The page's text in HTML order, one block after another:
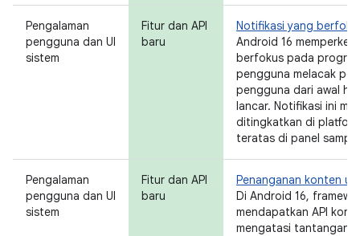
Pengalaman
pengguna dan UI
sistem
Fitur dan API
baru
Notifikasi yang
Android 16
berfokus pada
pengguna melacak
pengguna dari awal
lancar. Notifikasi ini
ditingkatkan di
teratas di panel
Pengalaman
pengguna dan UI
sistem
Fitur dan API
baru
Penanganan konten
Di Android 16,
mendapatkan API
mengatasi tantangan